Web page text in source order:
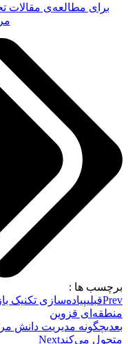
برای مطالعه‌ی مقالات
برچسب ها :
Prevقبلیپیاده‌سازی تکنیک
منطقه‌ای قزوین
بعدیچگونه مدیریت دانش
متحول می‌کندNext